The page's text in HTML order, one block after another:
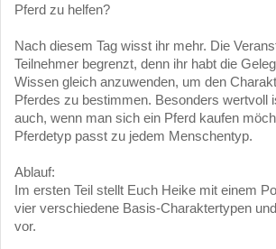
Pferd zu helfen?
Nach diesem Tag wisst ihr mehr. Die
Teilnehmer begrenzt, denn ihr habt die
Wissen gleich anzuwenden, um den
Pferdes zu bestimmen. Besonders wertvoll
auch, wenn man sich ein Pferd kaufen
Pferdetyp passt zu jedem Menschentyp.
Ablauf:
Im ersten Teil stellt Euch Heike mit einem
vier verschiedene Basis-Charaktertypen
vor.